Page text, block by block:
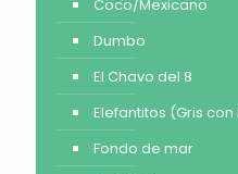
Coco/Mexicano
Dumbo
El Chavo del 8
Elefantitos (Gris
Fondo de mar